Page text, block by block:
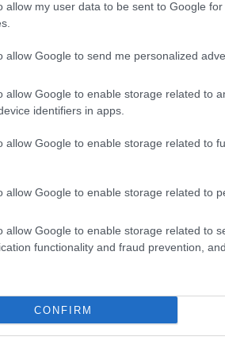
allow my user data to be sent to Google
allow Google to send me personalized
allow Google to enable storage related to
identifiers in apps.
allow Google to enable storage related to
allow Google to enable storage related to
allow Google to enable storage related to
functionality and fraud prevention,
CONFIRM
A férjem
örökre megváltozik,
miután…
mindössze
A feleségem 10 éve
elhagyott engem és
4 éves
legjobb